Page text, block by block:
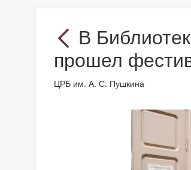
В
прошел
ЦРБ им. А. С. Пушкина